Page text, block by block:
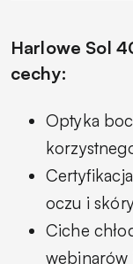
Harlowe Sol
cechy:
Optyka
oczu i
Ciche
webinarów